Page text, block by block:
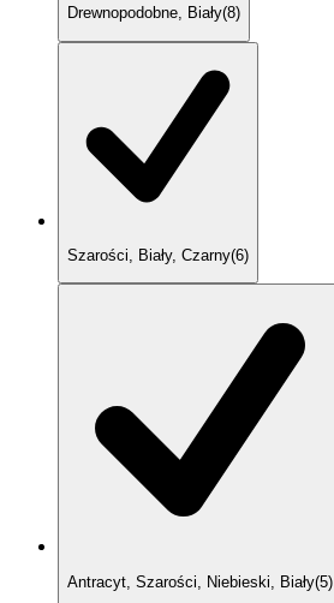
Drewnopodobne, Biały(8)
Szarości, Biały, Czarny(6)
Antracyt, Szarości, Niebieski, Biały(5)